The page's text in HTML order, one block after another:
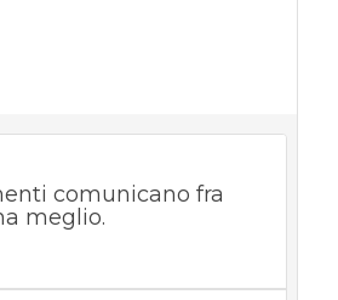
comunicano fra
meglio.